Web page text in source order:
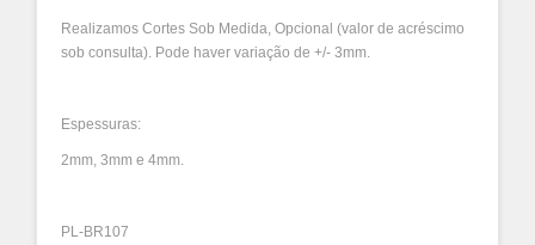
Realizamos Cortes Sob Medida, Opcional (valor de acréscimo
sob consulta). Pode haver variação de +/- 3mm.
Espessuras:
2mm, 3mm e 4mm.
PL-BR107